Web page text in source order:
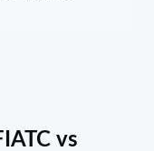
vs